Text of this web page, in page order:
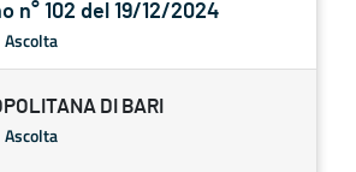
n° 102 del 19/12/2024
Ascolta
DI BARI
Ascolta